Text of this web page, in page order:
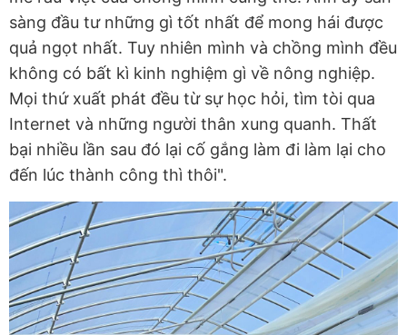
sàng đầu tư những gì tốt nhất để mong hái được
quả ngọt nhất. Tuy nhiên mình và chồng mình đều
không có bất kì kinh nghiệm gì về nông nghiệp.
Mọi thứ xuất phát đều từ sự học hỏi, tìm tòi qua
Internet và những người thân xung quanh. Thất
bại nhiều lần sau đó lại cố gắng làm đi làm lại cho
đến lúc thành công thì thôi".